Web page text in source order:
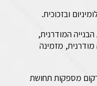
ובזכוכית.
המודרנית,
מזמינה
מספקות תחושת